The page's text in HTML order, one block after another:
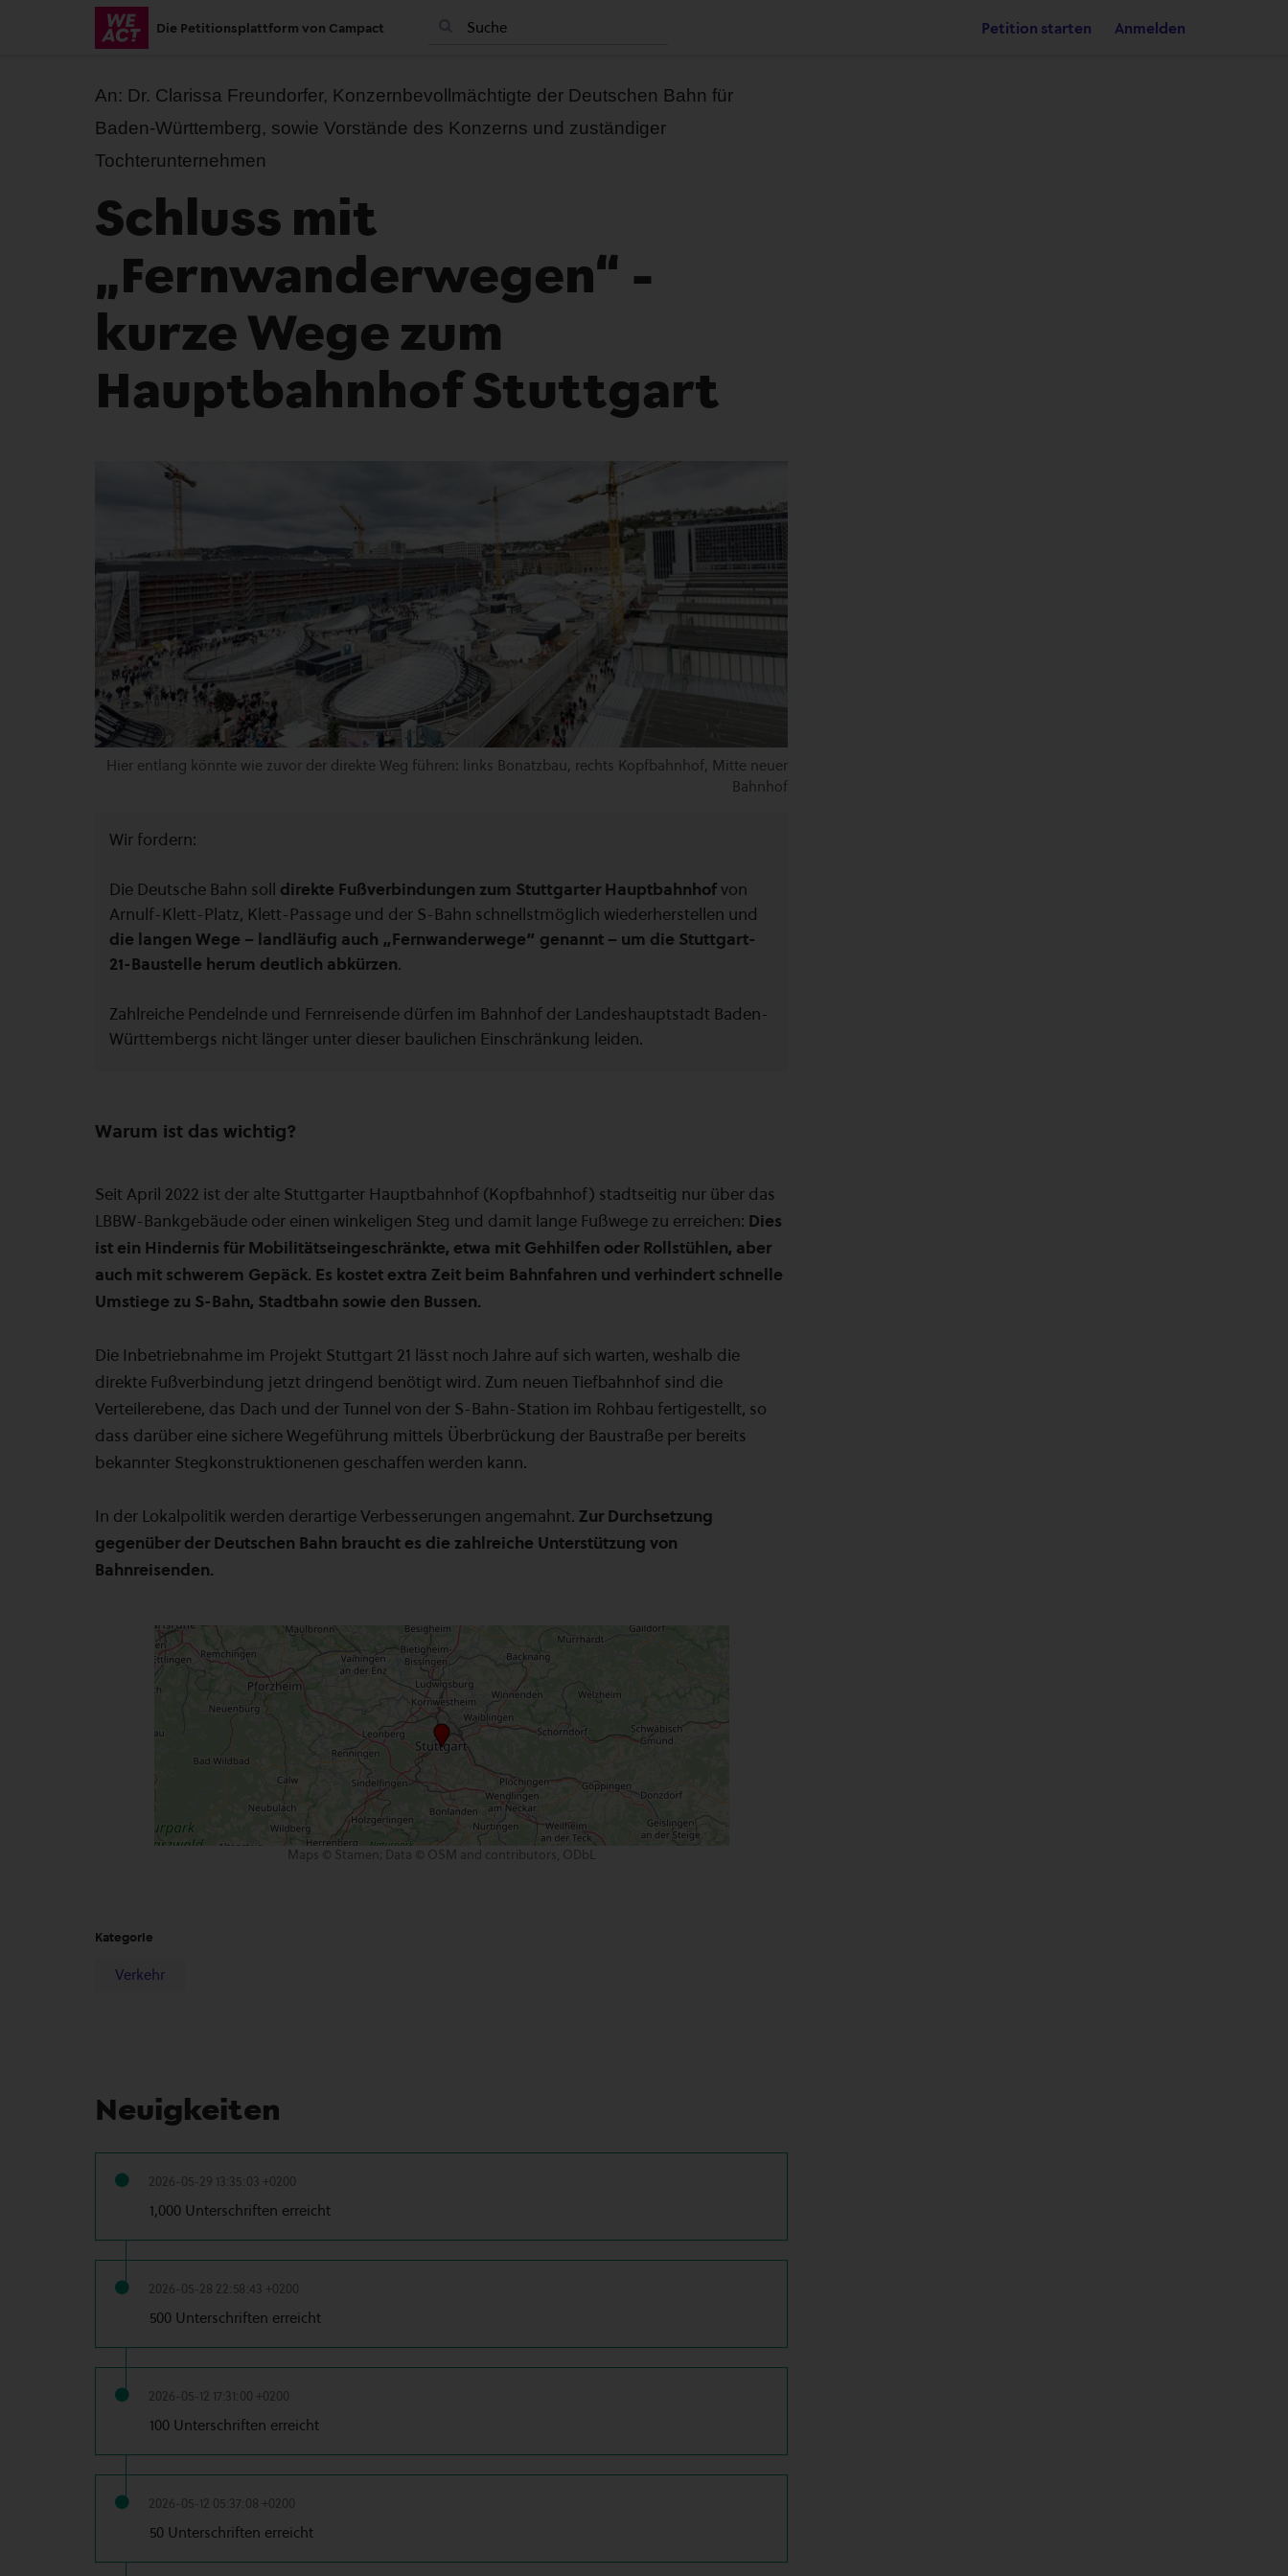
Die Petitionsplattform von Campact Petition starten Anmelden
An: Dr. Clarissa Freundorfer, Konzernbevollmächtigte der Deutschen Bahn für
Baden-Württemberg, sowie Vorstände des Konzerns und zuständiger
Tochterunternehmen
Schluss mit
„Fernwanderwegen“ –
kurze Wege zum
Hauptbahnhof Stuttgart
Hier entlang könnte wie zuvor der direkte Weg führen: links Bonatzbau, rechts Kopfbahnhof, Mitte neuer
Bahnhof
Wir fordern:
Die Deutsche Bahn soll direkte Fußverbindungen zum Stuttgarter Hauptbahnhofvon
Arnulf-Klett-Platz, Klett-Passage und der S-Bahn schnellstmöglich wiederherstellen und
die langen Wege – landläufig auch „Fernwanderwege” genannt – um die Stuttgart-
21-Baustelle herum deutlich abkürzen.
Zahlreiche Pendelnde und Fernreisende dürfen im Bahnhof der Landeshauptstadt Baden-
Württembergs nicht länger unter dieser baulichen Einschränkung leiden.
Warum ist das wichtig?
Seit April 2022 ist der alte Stuttgarter Hauptbahnhof (Kopfbahnhof) stadtseitig nur über das
LBBW-Bankgebäude oder einen winkeligen Steg und damit lange Fußwege zu erreichen: Dies
ist ein Hindernis für Mobilitätseingeschränkte, etwa mit Gehhilfen oder Rollstühlen, aber
auch mit schwerem Gepäck. Es kostet extra Zeit beim Bahnfahren und verhindert schnelle
Umstiege zu S-Bahn, Stadtbahn sowie den Bussen.
Die Inbetriebnahme im Projekt Stuttgart 21 lässt noch Jahre auf sich warten, weshalb die
direkte Fußverbindung jetzt dringend benötigt wird. Zum neuen Tiefbahnhof sind die
Verteilerebene, das Dach und der Tunnel von der S-Bahn-Station im Rohbau fertigestellt, so
dass darüber eine sichere Wegeführung mittels Überbrückung der Baustraße per bereits
bekannter Stegkonstruktionenen geschaffen werden kann.
In der Lokalpolitik werden derartige Verbesserungen angemahnt. Zur Durchsetzung
gegenüber der Deutschen Bahn braucht es die zahlreiche Unterstützung von
Bahnreisenden.
Maps © Stamen; Data © OSM and contributors, ODbL
Kategorie
Verkehr
Neuigkeiten
2026-05-29 13:35:03 +0200
1,000 Unterschriften erreicht
2026-05-28 22:58:43 +0200
500 Unterschriften erreicht
2026-05-12 17:31:00 +0200
100 Unterschriften erreicht
2026-05-12 05:37:08 +0200
50 Unterschriften erreicht